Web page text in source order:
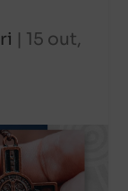
| 15 out,